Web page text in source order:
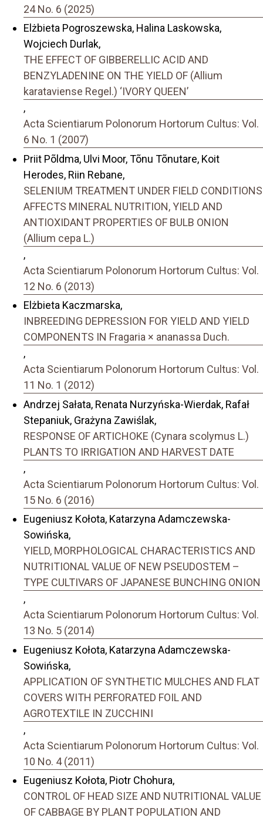
24 No. 6 (2025)
Elżbieta Pogroszewska, Halina Laskowska,
Wojciech Durlak,
THE EFFECT OF GIBBERELLIC ACID AND
BENZYLADENINE ON THE YIELD OF (Allium
karataviense Regel.) ‘IVORY QUEEN’
,
Acta Scientiarum Polonorum Hortorum Cultus: Vol.
6 No. 1 (2007)
Priit Põldma, Ulvi Moor, Tõnu Tõnutare, Koit
Herodes, Riin Rebane,
SELENIUM TREATMENT UNDER FIELD CONDITIONS
AFFECTS MINERAL NUTRITION, YIELD AND
ANTIOXIDANT PROPERTIES OF BULB ONION
(Allium cepa L.)
,
Acta Scientiarum Polonorum Hortorum Cultus: Vol.
12 No. 6 (2013)
Elżbieta Kaczmarska,
INBREEDING DEPRESSION FOR YIELD AND YIELD
COMPONENTS IN Fragaria × ananassa Duch.
,
Acta Scientiarum Polonorum Hortorum Cultus: Vol.
11 No. 1 (2012)
Andrzej Sałata, Renata Nurzyńska-Wierdak, Rafał
Stepaniuk, Grażyna Zawiślak,
RESPONSE OF ARTICHOKE (Cynara scolymus L.)
PLANTS TO IRRIGATION AND HARVEST DATE
,
Acta Scientiarum Polonorum Hortorum Cultus: Vol.
15 No. 6 (2016)
Eugeniusz Kołota, Katarzyna Adamczewska-
Sowińska,
YIELD, MORPHOLOGICAL CHARACTERISTICS AND
NUTRITIONAL VALUE OF NEW PSEUDOSTEM –
TYPE CULTIVARS OF JAPANESE BUNCHING ONION
,
Acta Scientiarum Polonorum Hortorum Cultus: Vol.
13 No. 5 (2014)
Eugeniusz Kołota, Katarzyna Adamczewska-
Sowińska,
APPLICATION OF SYNTHETIC MULCHES AND FLAT
COVERS WITH PERFORATED FOIL AND
AGROTEXTILE IN ZUCCHINI
,
Acta Scientiarum Polonorum Hortorum Cultus: Vol.
10 No. 4 (2011)
Eugeniusz Kołota, Piotr Chohura,
CONTROL OF HEAD SIZE AND NUTRITIONAL VALUE
OF CABBAGE BY PLANT POPULATION AND